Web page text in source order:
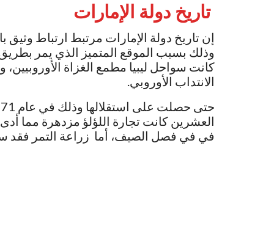
تاريخ دولة الإمارات
وذلك بسبب الموقع المتميز الذي يمر
كانت سواحل ليبيا مطمع الغزاة
الانتداب الأوروبي.
العشرين كانت تجارة اللؤلؤ مزدهرة مما
في في فصل الصيف، أما زراعة التمر فقد